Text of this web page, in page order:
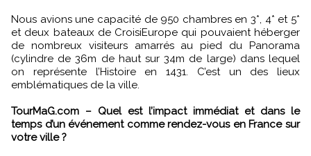
Nous avions une capacité de 950 chambres en 3*, 4* et 5*
et deux bateaux de CroisiEurope qui pouvaient héberger
de nombreux visiteurs amarrés au pied du Panorama
(cylindre de 36m de haut sur 34m de large) dans lequel
on représente l’Histoire en 1431. C’est un des lieux
emblématiques de la ville.
TourMaG.com – Quel est l’impact immédiat et dans le
temps d’un événement comme rendez-vous en France sur
votre ville ?